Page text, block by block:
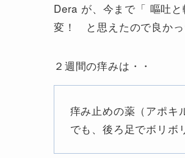
Dera が、今まで「 嘔吐
変！ と思えたので良かっ
２週間の痒みは・・
痒み止めの薬（アポ
でも、後ろ足でボリボ